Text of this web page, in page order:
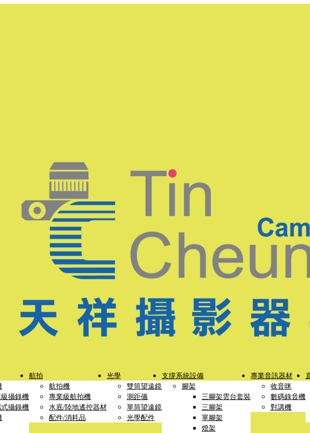
攝錄機
攝錄機
航拍
航拍機
專業級航拍機
水底/陸地遙控器材
配件/消耗品
光學
雙筒望遠鏡
測距儀
單筒望遠鏡
光學配件
支撐系統設備
腳架
三腳架雲台套裝
三腳架
單腳架
燈架
專業音訊器材
收音咪
數碼錄音機
對講機